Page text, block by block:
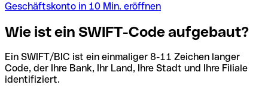
Geschäftskonto in 10 Min. eröffnen
Wie ist ein SWIFT-Code aufgebaut?
Ein SWIFT/BIC ist ein einmaliger 8-11 Zeichen langer
Code, der Ihre Bank, Ihr Land, Ihre Stadt und Ihre Filiale
identifiziert.